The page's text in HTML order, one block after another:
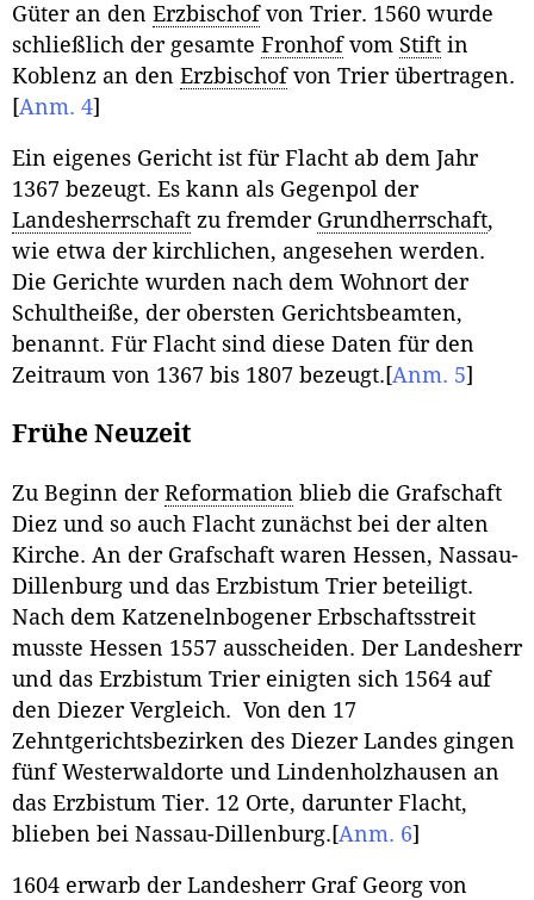
Güter an den Erzbischofvon Trier. 1560 wurde
schließlich der gesamte Fronhofvom Stift in
Koblenz an den Erzbischofvon Trier übertragen.
[Anm. 4]
Ein eigenes Gericht ist für Flacht ab dem Jahr
1367 bezeugt. Es kann als Gegenpol der
Landesherrschaft zu fremder Grundherrschaft,
wie etwa der kirchlichen, angesehen werden.
Die Gerichte wurden nach dem Wohnort der
Schultheiße, der obersten Gerichtsbeamten,
benannt. Für Flacht sind diese Daten für den
Zeitraum von 1367 bis 1807 bezeugt. [Anm. 5]
Frühe Neuzeit
Zu Beginn der Reformation blieb die Grafschaft
Diez und so auch Flacht zunächst bei der alten
Kirche. An der Grafschaft waren Hessen, Nassau-
Dillenburg und das Erzbistum Trier beteiligt.
Nach dem Katzenelnbogener Erbschaftsstreit
musste Hessen 1557 ausscheiden. Der Landesherr
und das Erzbistum Trier einigten sich 1564 auf
den Diezer Vergleich. Von den 17
Zehntgerichtsbezirken des Diezer Landes gingen
fünf Westerwaldorte und Lindenholzhausen an
das Erzbistum Tier. 12 Orte, darunter Flacht,
blieben bei Nassau-Dillenburg. [Anm. 6]
1604 erwarb der Landesherr Graf Georg von